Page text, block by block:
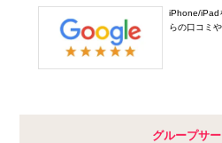
iPhone/iPad
らの口コミ
グループサ